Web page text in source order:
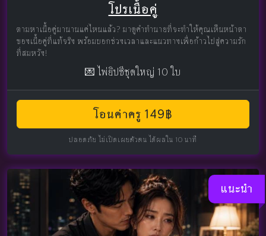
โปรเนื้อคู่
ตามหาเนื้อคู่มานานแค่ไหนแล้ว? มาดูคำทำนายที่จะทำให้คุณเห็นหน้าตา
ของเนื้อคู่ที่แท้จริง พร้อมบอกช่วงเวลาและแนวทางเพื่อก้าวไปสู่ความรัก
ที่สมหวัง!
💌 ไพ่ยิปซีชุดใหญ่ 10 ใบ
โอนค่าครู 149฿
ปลอดภัย ไม่เปิดเผยตัวตน ได้ผลใน 10 นาที
แนะนำ